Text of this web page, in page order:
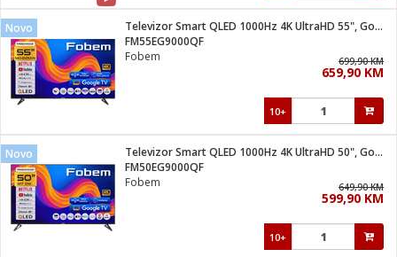
pribor
pribor
pribor
i kutije
gorivo
Novo
Televizor Smart QLED 1000Hz 4K UltraHD 55", Google TV
FM55EG9000QF
Fobem
699,90 KM
659,90 KM
10+
Novo
Televizor Smart QLED 1000Hz 4K UltraHD 50", Google TV
FM50EG9000QF
Fobem
649,90 KM
599,90 KM
10+